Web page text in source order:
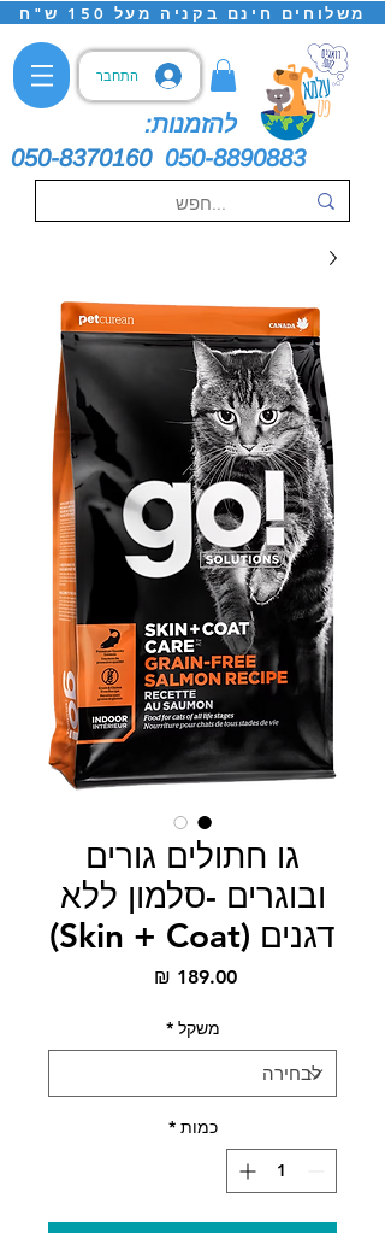
משלוחים חינם בקניה מעל 150 ש"ח
התחבר
להזמנות:
050-8370160 050-8890883
גו חתולים גורים
ובוגרים -סלמון ללא
דגנים (Skin + Coat)
משקל *
כמות *